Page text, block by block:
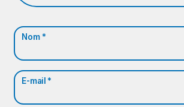
Nom *
E-mail *